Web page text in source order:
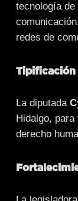
tecnología
redes de
Tipificación
La diputada
Hidalgo,
derecho